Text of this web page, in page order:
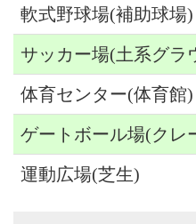
軟式野球場(補助球場)
サッカー場(土系グラ
体育センター(体育館)
ゲートボール場(クレ
運動広場(芝生)